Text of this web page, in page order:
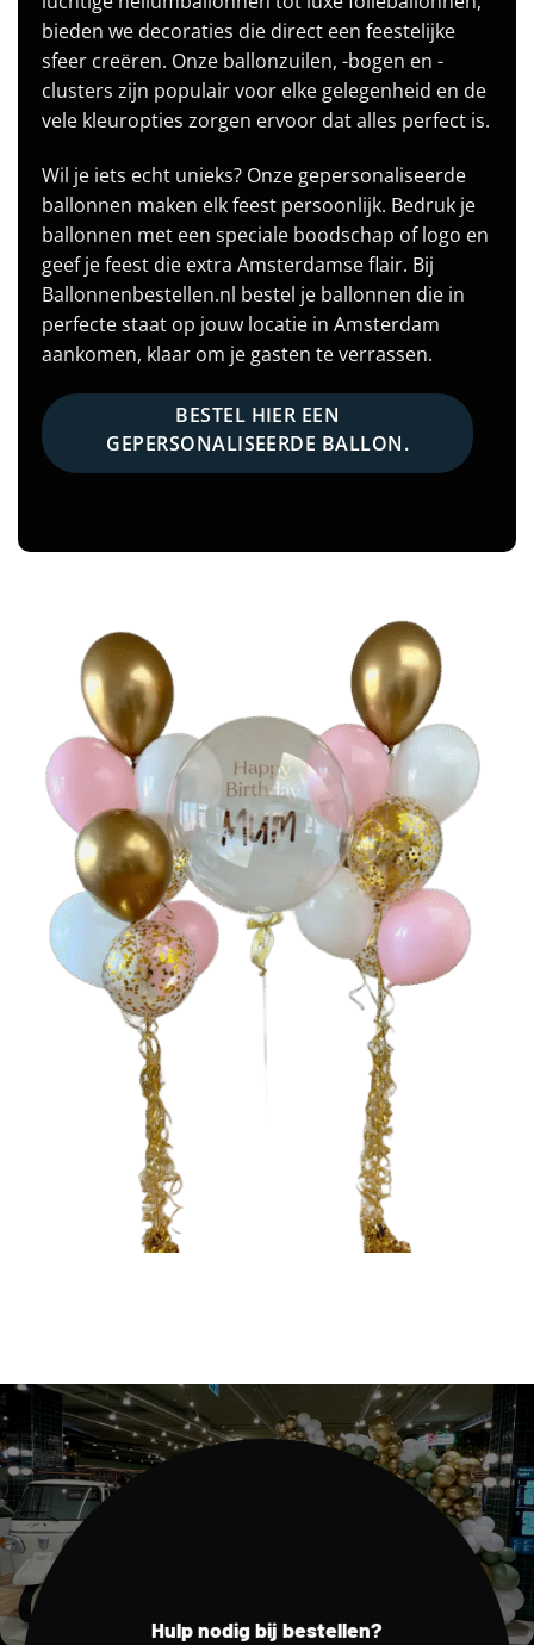
bieden we decoraties die direct een feestelijke
sfeer creëren. Onze ballonzuilen, -bogen en -
clusters zijn populair voor elke gelegenheid en de
vele kleuropties zorgen ervoor dat alles perfect is.
Wil je iets echt unieks? Onze gepersonaliseerde
ballonnen maken elk feest persoonlijk. Bedruk je
ballonnen met een speciale boodschap of logo en
geef je feest die extra Amsterdamse flair. Bij
Ballonnenbestellen.nl bestel je ballonnen die in
perfecte staat op jouw locatie in Amsterdam
aankomen, klaar om je gasten te verrassen.
BESTEL HIER EEN
GEPERSONALISEERDE BALLON.
Hulp nodig bij bestellen?